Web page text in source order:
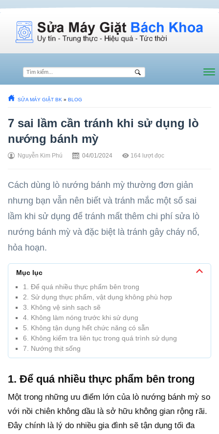
SỬA MÁY GIẶT BK » BLOG
7 sai lầm cần tránh khi sử dụng lò
nướng bánh mỳ
Nguyễn Kim Phú 04/01/2024 164 lượt đọc
Cách dùng lò nướng bánh mỳ thường đơn giản
nhưng bạn vẫn nên biết và tránh mắc một số sai
lầm khi sử dụng để tránh mất thêm chi phí sửa lò
nướng bánh mỳ và đặc biệt là tránh gây cháy nổ,
hỏa hoạn.
Mục lục
1. Để quá nhiều thực phẩm bên trong
2. Sử dụng thực phẩm, vật dụng không phù hợp
3. Không vệ sinh sạch sẽ
4. Không làm nóng trước khi sử dụng
5. Không tận dụng hết chức năng có sẵn
6. Không kiểm tra liên tục trong quá trình sử dụng
7. Nướng thịt sống
1. Để quá nhiều thực phẩm bên trong
Một trong những ưu điểm lớn của lò nướng bánh mỳ so
với nồi chiên không dầu là sở hữu không gian rộng rãi.
Đây chính là lý do nhiều gia đình sẽ tận dụng tối đa